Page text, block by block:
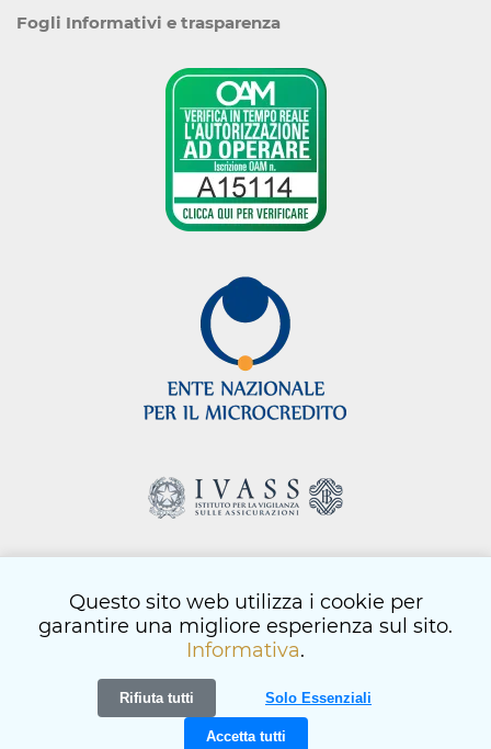
Fogli Informativi e trasparenza
html - © Copyright 2026
informativa privacy
-informativa cookie
artemedia.it
Questo sito web utilizza i cookie per
garantire una migliore esperienza sul sito.
Informativa.
Rifiuta tutti Solo Essenziali
Accetta tutti